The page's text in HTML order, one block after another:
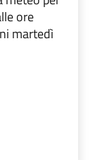
ore
martedì